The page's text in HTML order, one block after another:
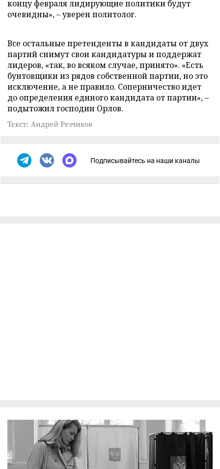
концу февраля лидирующие политики будут
очевидны», – уверен политолог.
Все остальные претенденты в кандидаты от двух
партий снимут свои кандидатуры и поддержат
лидеров, «так, во всяком случае, принято». «Есть
бунтовщики из рядов собственной партии, но это
исключение, а не правило. Соперничество идет
до определения единого кандидата от партии», –
подытожил господин Орлов.
Текст: Андрей Резчиков
Подписывайтесь на наши каналы